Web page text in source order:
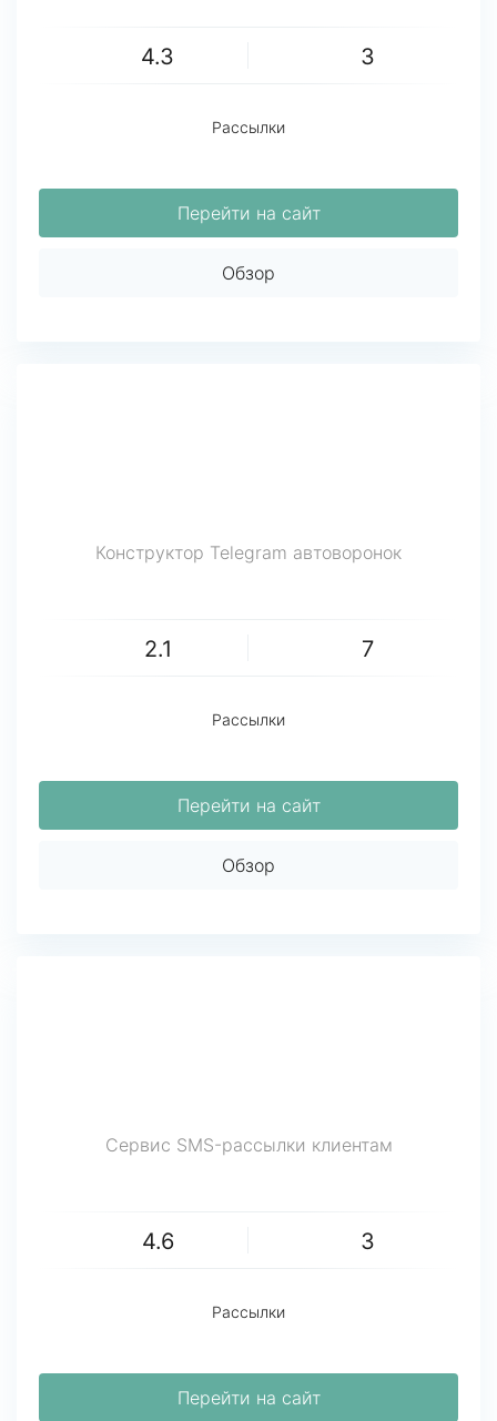
4.3 3
Рассылки
Перейти на сайт
Обзор
Конструктор Telegram автоворонок
2.1 7
Рассылки
Перейти на сайт
Обзор
Сервис SMS-рассылки клиентам
4.6 3
Рассылки
Перейти на сайт